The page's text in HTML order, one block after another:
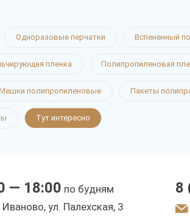
Одноразовые перчатки Вспененный
пленка Полипропиленовая
полипропиленовые Пакеты
Тут интересно
— 18:00 по будням
Иваново, ул. Палехская, 3
8